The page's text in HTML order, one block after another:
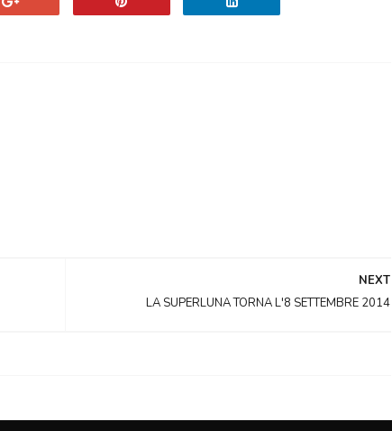
NEXT
LA SUPERLUNA TORNA L'8 SETTEMBRE 2014